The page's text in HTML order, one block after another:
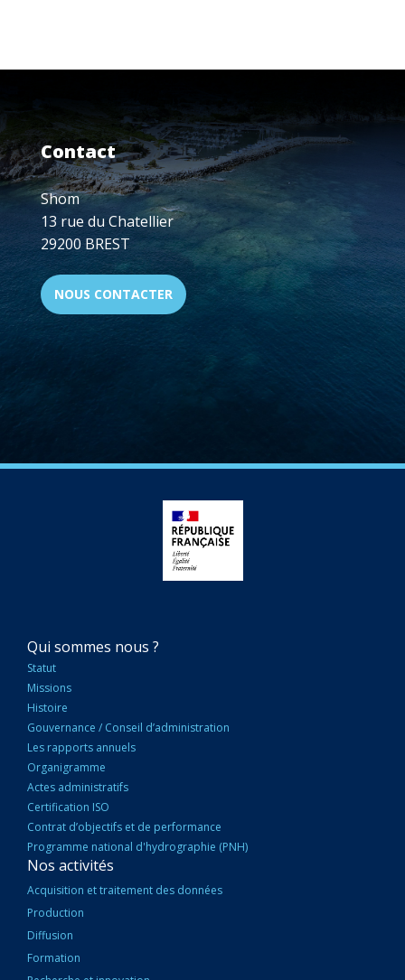
Contact
Shom
13 rue du Chatellier
29200 BREST
NOUS CONTACTER
NAVIGATION
PRINCIPALE
Qui sommes nous ?
Statut
Missions
Histoire
Gouvernance / Conseil d’administration
Les rapports annuels
Organigramme
Actes administratifs
Certification ISO
Contrat d’objectifs et de performance
Programme national d'hydrographie (PNH)
Nos activités
Acquisition et traitement des données
Production
Diffusion
Formation